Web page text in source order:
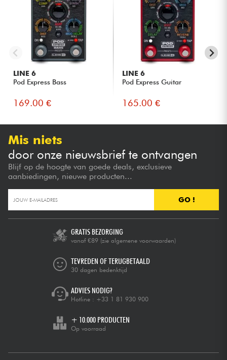
LINE 6
Pod Express Bass
169.00 €
LINE 6
Pod Express Guitar
165.00 €
Mis niets
door onze nieuwsbrief te ontvangen
Blijf op de hoogte van goede deals, exclusieve
aanbiedingen, nieuwe producten...
GO !
GRATIS BEZORGING
vanaf €89 (zie algemene voorwaarden)
TEVREDEN OF TERUGBETAALD
30 dagen bedenktijd
ADVIES NODIG?
Hotline : +33 1 81 930 900
+ 10.000 PRODUCTEN
Op voorraad